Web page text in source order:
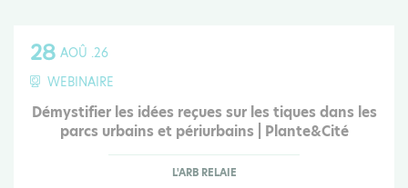
28 AOÛ .26
WEBINAIRE
Démystifier les idées reçues sur les tiques dans les
parcs urbains et périurbains | Plante&Cité
L'ARB RELAIE